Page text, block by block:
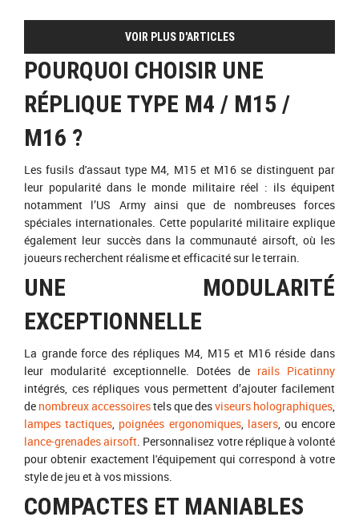
VOIR PLUS D'ARTICLES
POURQUOI CHOISIR UNE
RÉPLIQUE TYPE M4 / M15 /
M16 ?
Les fusils d'assaut type M4, M15 et M16 se distinguent par
leur popularité dans le monde militaire réel : ils équipent
notamment l’US Army ainsi que de nombreuses forces
spéciales internationales. Cette popularité militaire explique
également leur succès dans la communauté airsoft, où les
joueurs recherchent réalisme et efficacité sur le terrain.
UNE MODULARITÉ
EXCEPTIONNELLE
La grande force des répliques M4, M15 et M16 réside dans
leur modularité exceptionnelle. Dotées de rails Picatinny
intégrés, ces répliques vous permettent d’ajouter facilement
de nombreux accessoirestels que desviseurs holographiques,
lampes tactiques, poignées ergonomiques, lasers, ou encore
lance-grenades airsoft. Personnalisez votre réplique à volonté
pour obtenir exactement l'équipement qui correspond à votre
style de jeu et à vos missions.
COMPACTES ET MANIABLES